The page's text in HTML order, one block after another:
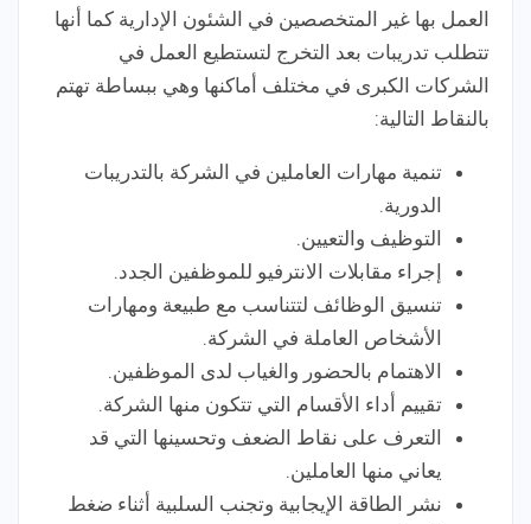
العمل بها غير المتخصصين في الشئون الإدارية كما أنها
تتطلب تدريبات بعد التخرج لتستطيع العمل في
الشركات الكبرى في مختلف أماكنها وهي ببساطة تهتم
بالنقاط التالية:
تنمية مهارات العاملين في الشركة بالتدريبات
الدورية.
التوظيف والتعيين.
إجراء مقابلات الانترفيو للموظفين الجدد.
تنسيق الوظائف لتتناسب مع طبيعة ومهارات
الأشخاص العاملة في الشركة.
الاهتمام بالحضور والغياب لدى الموظفين.
تقييم أداء الأقسام التي تتكون منها الشركة.
التعرف على نقاط الضعف وتحسينها التي قد
يعاني منها العاملين.
نشر الطاقة الإيجابية وتجنب السلبية أثناء ضغط